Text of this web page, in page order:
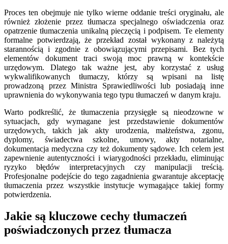
Proces ten obejmuje nie tylko wierne oddanie treści oryginału, ale
również złożenie przez tłumacza specjalnego oświadczenia oraz
opatrzenie tłumaczenia unikalną pieczęcią i podpisem. Te elementy
formalne potwierdzają, że przekład został wykonany z należytą
starannością i zgodnie z obowiązującymi przepisami. Bez tych
elementów dokument traci swoją moc prawną w kontekście
urzędowym. Dlatego tak ważne jest, aby korzystać z usług
wykwalifikowanych tłumaczy, którzy są wpisani na listę
prowadzoną przez Ministra Sprawiedliwości lub posiadają inne
uprawnienia do wykonywania tego typu tłumaczeń w danym kraju.
Warto podkreślić, że tłumaczenia przysięgłe są nieodzowne w
sytuacjach, gdy wymagane jest przedstawienie dokumentów
urzędowych, takich jak akty urodzenia, małżeństwa, zgonu,
dyplomy, świadectwa szkolne, umowy, akty notarialne,
dokumentacja medyczna czy też dokumenty sądowe. Ich celem jest
zapewnienie autentyczności i wiarygodności przekładu, eliminując
ryzyko błędów interpretacyjnych czy manipulacji treścią.
Profesjonalne podejście do tego zagadnienia gwarantuje akceptację
tłumaczenia przez wszystkie instytucje wymagające takiej formy
potwierdzenia.
Jakie są kluczowe cechy tłumaczeń
poświadczonych przez tłumacza